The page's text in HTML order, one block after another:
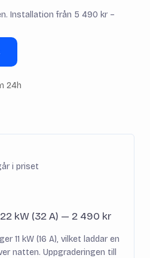
Installation från 5 490 kr –
24h
i priset
kW (32 A) — 2 490 kr
11 kW (16 A), vilket laddar en
natten. Uppgraderingen till